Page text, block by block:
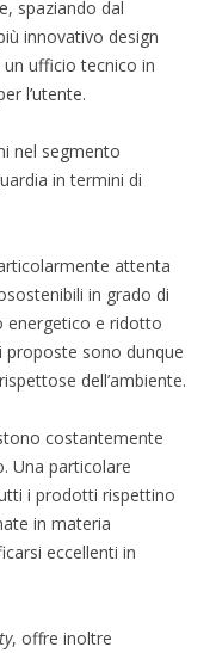
spaziando dal
innovativo design
ufficio tecnico in
l’utente.
nel segmento
in termini di
attenta
in grado di
energetico e ridotto
sono dunque
dell’ambiente.
costantemente
Una particolare
i prodotti rispettino
in materia
eccellenti in
, offre inoltre